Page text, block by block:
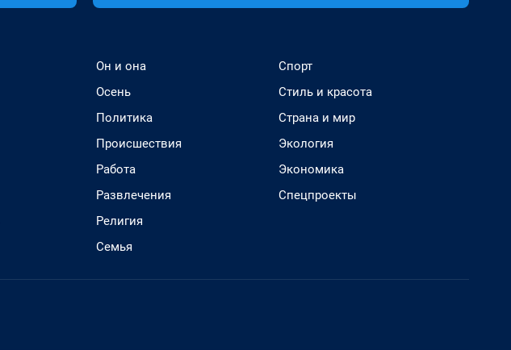
Он и она
Осень
Политика
Происшествия
Работа
Развлечения
Религия
Семья
Спорт
Стиль и красота
Страна и мир
Экология
Экономика
Спецпроекты